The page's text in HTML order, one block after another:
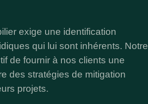
exige une identification
qui lui sont inhérents. Notre
de fournir à nos clients une
des stratégies de mitigation
projets.